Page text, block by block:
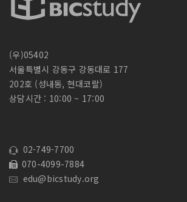
(우)05402
서울특별시 강동구 강동대로 177
202호 (성내동, 현대코랄)
상담시간 : 10:00 ~ 17:00
02-749-7700
070-4099-7884
edu@bicstudy.org